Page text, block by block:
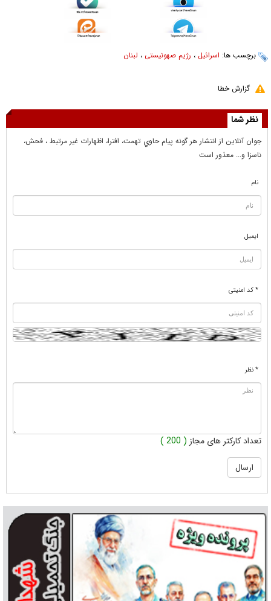
برچسب ها: اسرائیل ، رژیم صهونیستی ، لبنان
گزارش خطا
نظر شما
جوان آنلاين از انتشار هر گونه پيام حاوي تهمت، افترا، اظهارات غير مرتبط ، فحش،
ناسزا و... معذور است
نام
ایمیل
* کد امنیتی
* نظر
تعداد کارکتر های مجاز ( 200 )